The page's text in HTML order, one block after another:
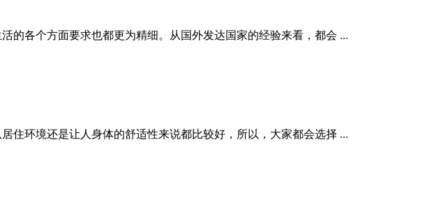
的各个方面要求也都更为精细。从国外发达国家的经验来看，都会 ...
住环境还是让人身体的舒适性来说都比较好，所以，大家都会选择 ...